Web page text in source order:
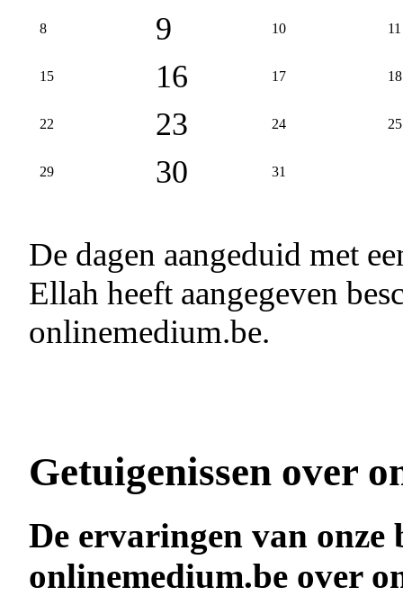
8 9 10 11
15 16 17 18
22 23 24 25
29 30 31
De dagen aangeduid met
Ellah heeft aangegeven
onlinemedium.be.
Getuigenissen over
De ervaringen van onze
onlinemedium.be over